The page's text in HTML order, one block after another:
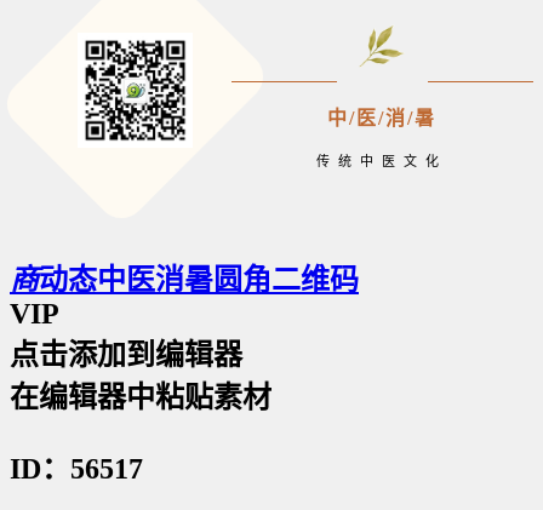
中/医/消/暑
传统中医文化
商动态中医消暑圆角二维码
VIP
点击添加到编辑器
在编辑器中粘贴素材
ID：56517